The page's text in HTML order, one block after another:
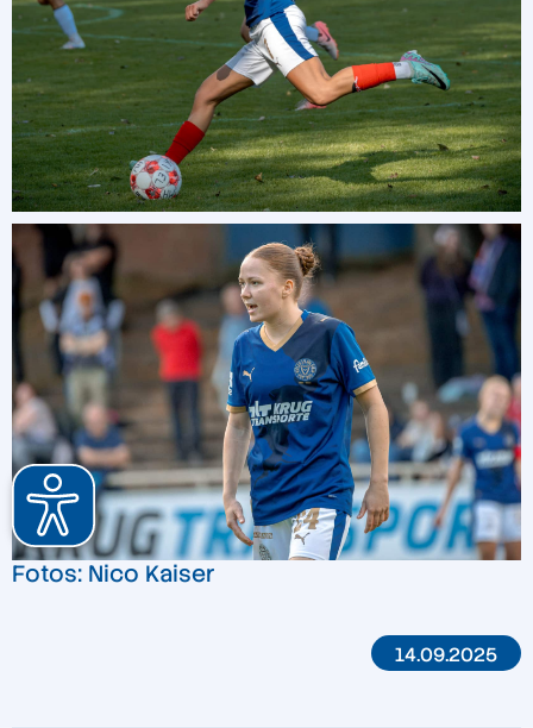
Fotos: Nico Kaiser
14.09.2025